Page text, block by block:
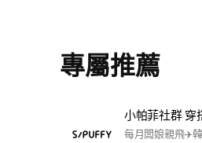
專屬推薦
小帕菲社群 穿